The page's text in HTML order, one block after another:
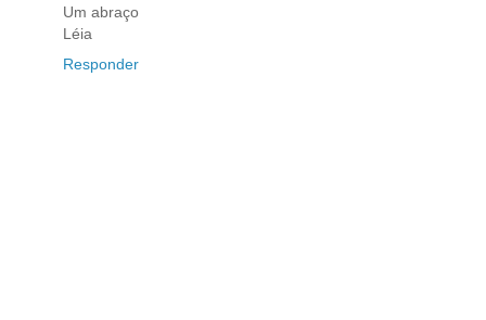
Um abraço
Léia
Responder